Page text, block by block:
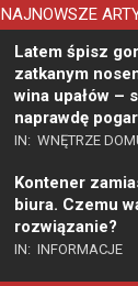
NAJNOWSZE
Latem śpisz
zatkanym
wina upałów –
naprawdę
IN: WNĘTRZE
Kontener
biura. Czemu
rozwiązanie?
IN: INFORMACJE